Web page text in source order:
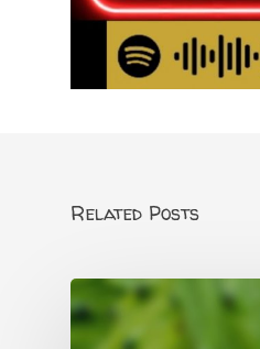
Related Posts